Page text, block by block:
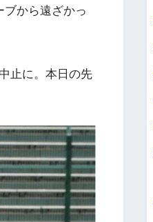
から遠ざかっ
止に。本日の先